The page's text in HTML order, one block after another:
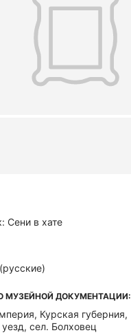
Сени в хате
МУЗЕЙНОЙ ДОКУМЕНТАЦИИ:
Курская губерния,
сел. Болховец